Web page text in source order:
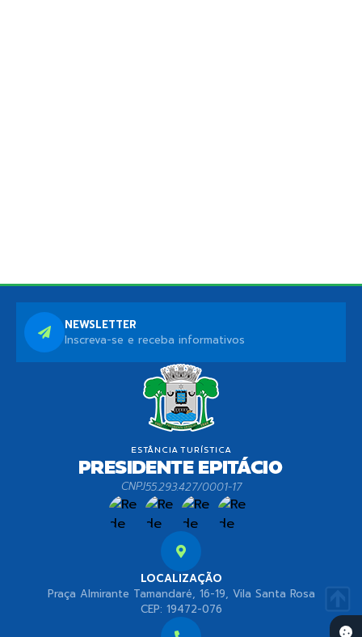
LOCALIZAÇÃO
Praça Almirante Tamandaré, 16-19, Vila Santa Rosa
CEP: 19472-076
CNPJ55.293.427/0001-17
NEWSLETTER
Inscreva-se e receba informativos